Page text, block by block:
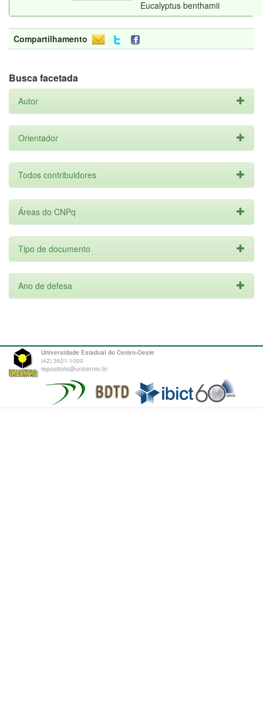
Eucalyptus benthamii
Compartilhamento
Busca facetada
Autor
Orientador
Todos contribuidores
Áreas do CNPq
Tipo de documento
Ano de defesa
Universidade Estadual do Centro-Oeste
(42) 3621-1000
repositorio@unicentro.br